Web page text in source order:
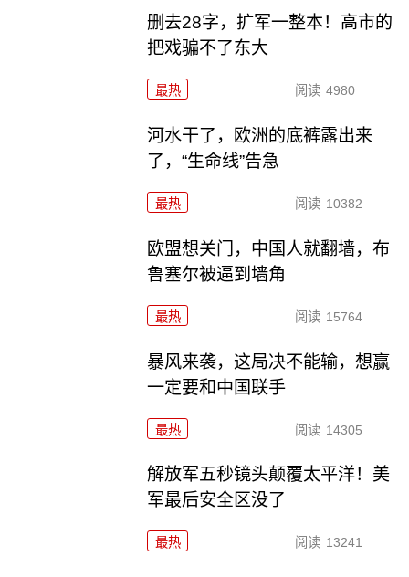
删去28字，扩军一整本！高市的
把戏骗不了东大
最热 阅读 4980
河水干了，欧洲的底裤露出来
了，“生命线”告急
最热 阅读 10382
欧盟想关门，中国人就翻墙，布
鲁塞尔被逼到墙角
最热 阅读 15764
暴风来袭，这局决不能输，想赢
一定要和中国联手
最热 阅读 14305
解放军五秒镜头颠覆太平洋！美
军最后安全区没了
最热 阅读 13241